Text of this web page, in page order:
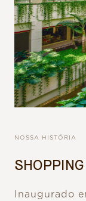
NOSSA HISTÓRIA
Inaugurado